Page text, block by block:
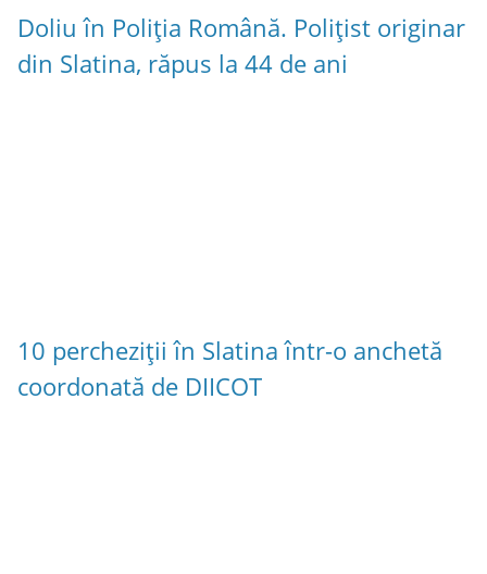
Doliu în Poliția Română. Polițist originar
din Slatina, răpus la 44 de ani
10 percheziții în Slatina într-o anchetă
coordonată de DIICOT